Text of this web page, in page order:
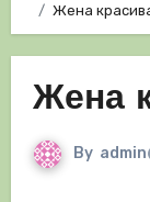
Жена
Жена
By admin